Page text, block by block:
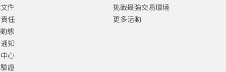
件
任
態
知
心
證
挑戰最強交易環境
更多活動